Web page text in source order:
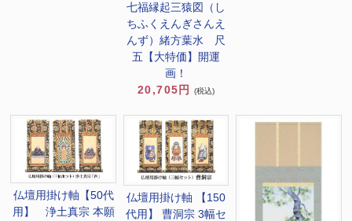
七福縁起三猿図（し
ちふくえんぎさんえ
んず）緒方葉水 尺
五【大特価】開運
画！
20,705円
(税込)
仏壇用掛け軸【50代
用】 浄土真宗 本願
仏壇用掛け軸 【150
代用】 曹洞宗 3幅セ